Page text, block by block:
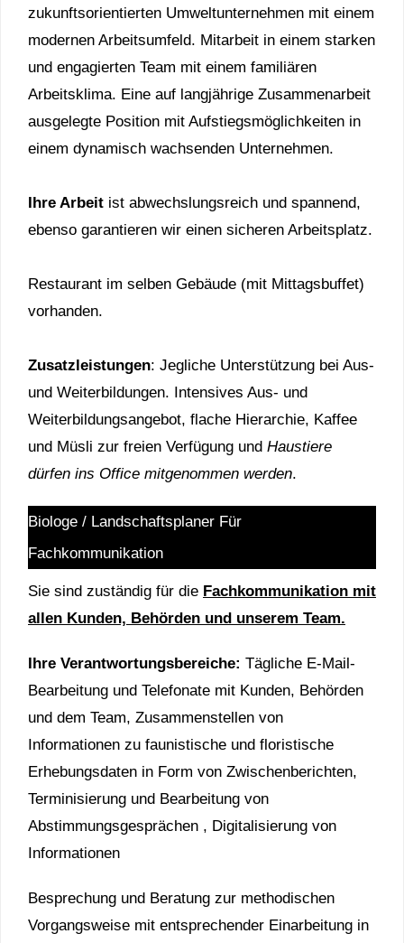
zukunftsorientierten Umweltunternehmen mit einem
modernen Arbeitsumfeld. Mitarbeit in einem starken
und engagierten Team mit einem familiären
Arbeitsklima. Eine auf langjährige Zusammenarbeit
ausgelegte Position mit Aufstiegsmöglichkeiten in
einem dynamisch wachsenden Unternehmen.
Ihre Arbeit ist abwechslungsreich und spannend,
ebenso garantieren wir einen sicheren Arbeitsplatz.
Restaurant im selben Gebäude (mit Mittagsbuffet)
vorhanden.
Zusatzleistungen: Jegliche Unterstützung bei Aus-
und Weiterbildungen. Intensives Aus- und
Weiterbildungsangebot, flache Hierarchie, Kaffee
und Müsli zur freien Verfügung und Haustiere
dürfen ins Office mitgenommen werden.
Biologe / Landschaftsplaner Für
Fachkommunikation
Sie sind zuständig für die Fachkommunikation mit
allen Kunden, Behörden und unserem Team.
Ihre Verantwortungsbereiche: Tägliche E-Mail-
Bearbeitung und Telefonate mit Kunden, Behörden
und dem Team, Zusammenstellen von
Informationen zu faunistische und floristische
Erhebungsdaten in Form von Zwischenberichten,
Terminisierung und Bearbeitung von
Abstimmungsgesprächen , Digitalisierung von
Informationen
Besprechung und Beratung zur methodischen
Vorgangsweise mit entsprechender Einarbeitung in